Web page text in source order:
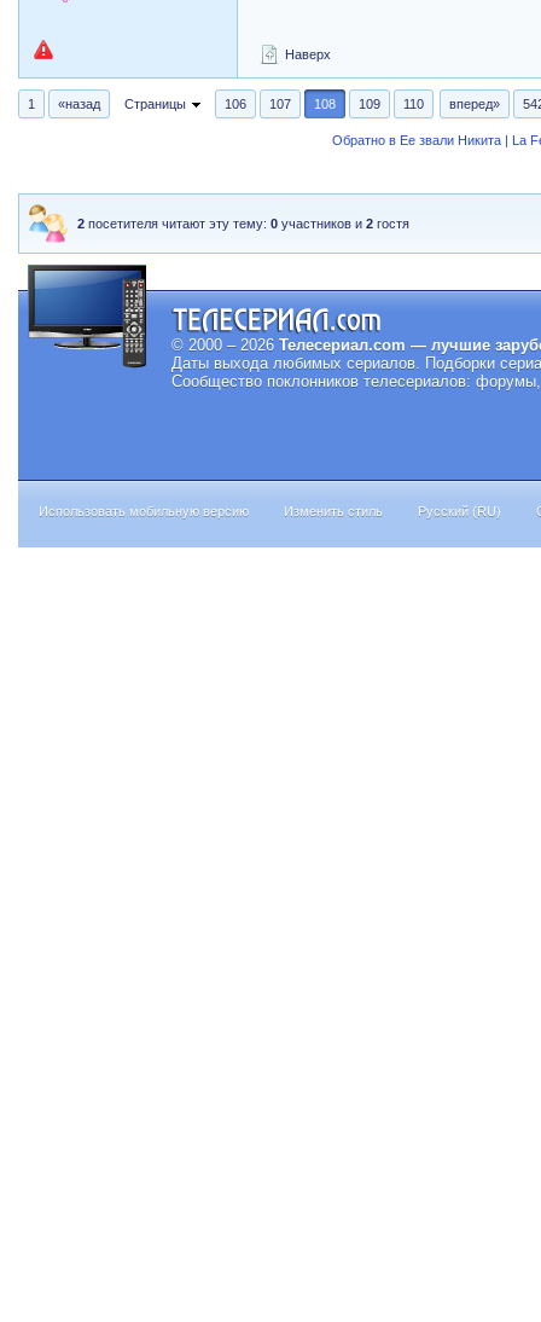
Наверх
1 «назад Страницы 106 107 108 109 110 вперед»
Обратно в Ее звали Никита | La
2 посетителя читают эту тему:0 участников и2 гостя
© 2000 – 2026 Телесериал.com — лучшие
Даты выхода любимых сериалов.
Подборки
Сообщество поклонников телесериалов:
Использовать мобильную версию Изменить стиль Русский (RU)